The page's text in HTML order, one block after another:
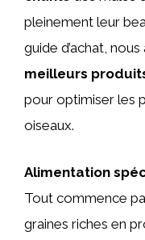
pleinement leur
guide d’achat,
meilleurs
pour optimiser les
oiseaux.
Alimentation
Tout commence
graines riches en